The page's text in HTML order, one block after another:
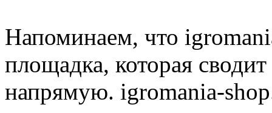
Напоминаем, что
площадка, которая
напрямую. igromania-